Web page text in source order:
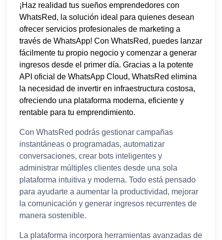
¡Haz realidad tus sueños emprendedores con
WhatsRed, la solución ideal para quienes desean
ofrecer servicios profesionales de marketing a
través de WhatsApp! Con WhatsRed, puedes lanzar
fácilmente tu propio negocio y comenzar a generar
ingresos desde el primer día. Gracias a la potente
API oficial de WhatsApp Cloud, WhatsRed elimina
la necesidad de invertir en infraestructura costosa,
ofreciendo una plataforma moderna, eficiente y
rentable para tu emprendimiento.
Con WhatsRed podrás gestionar campañas
instantáneas o programadas, automatizar
conversaciones, crear bots inteligentes y
administrar múltiples clientes desde una sola
plataforma intuitiva y moderna. Todo está pensado
para ayudarte a aumentar la productividad, mejorar
la comunicación y generar ingresos recurrentes de
manera sostenible.
La plataforma incorpora herramientas avanzadas de